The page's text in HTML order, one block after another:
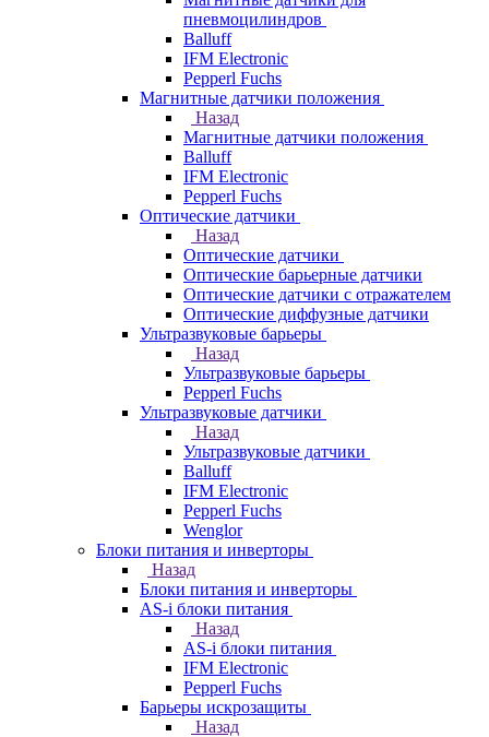
пневмоцилиндров
Balluff
IFM Electronic
Pepperl Fuchs
Магнитные датчики положения
Назад
Магнитные датчики положения
Balluff
IFM Electronic
Pepperl Fuchs
Оптические датчики
Назад
Оптические датчики
Оптические барьерные датчики
Оптические датчики с отражателем
Оптические диффузные датчики
Ультразвуковые барьеры
Назад
Ультразвуковые барьеры
Pepperl Fuchs
Ультразвуковые датчики
Назад
Ультразвуковые датчики
Balluff
IFM Electronic
Pepperl Fuchs
Wenglor
Блоки питания и инверторы
Назад
Блоки питания и инверторы
AS-i блоки питания
Назад
AS-i блоки питания
IFM Electronic
Pepperl Fuchs
Барьеры искрозащиты
Назад